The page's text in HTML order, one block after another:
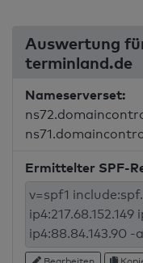
Auswertung
terminland.de
Nameserverset:
Ermittelter SPF-